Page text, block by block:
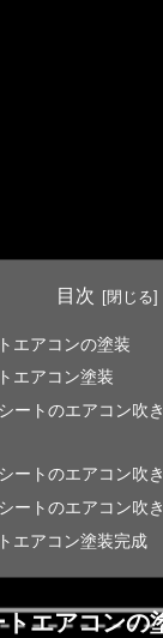
目次
エアコンの塗装
エアコン塗装
ートのエアコン吹
ートのエアコン吹
ートのエアコン吹
エアコン塗装完成
エアコンの